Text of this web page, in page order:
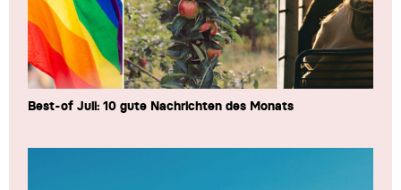
Best-of Juli: 10 gute Nachrichten des Monats